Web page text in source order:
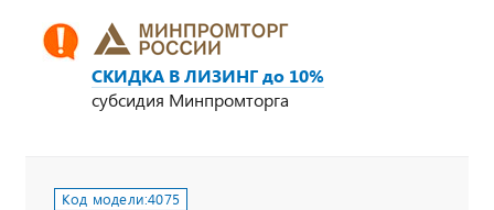
СКИДКА В ЛИЗИНГ до 10%
субсидия Минпромторга
Код модели:4075